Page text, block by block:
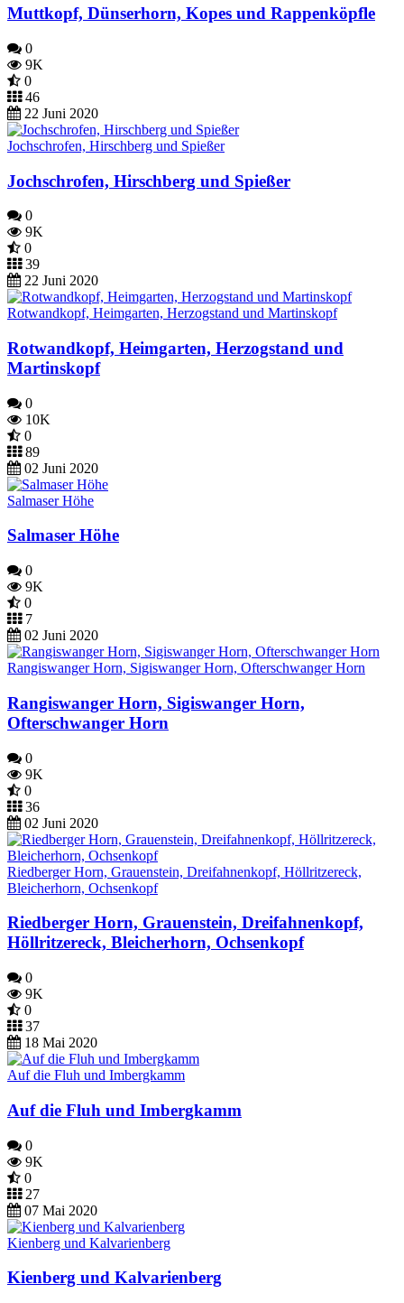
Muttkopf, Dünserhorn, Kopes und Rappenköpfle
0
9K
0
46
22 Juni 2020
Jochschrofen, Hirschberg und Spießer
Jochschrofen, Hirschberg und Spießer
0
9K
0
39
22 Juni 2020
Rotwandkopf, Heimgarten, Herzogstand und Martinskopf
Rotwandkopf, Heimgarten, Herzogstand und
Martinskopf
0
10K
0
89
02 Juni 2020
Salmaser Höhe
Salmaser Höhe
0
9K
0
7
02 Juni 2020
Rangiswanger Horn, Sigiswanger Horn, Ofterschwanger Horn
Rangiswanger Horn, Sigiswanger Horn,
Ofterschwanger Horn
0
9K
0
36
02 Juni 2020
Riedberger Horn, Grauenstein, Dreifahnenkopf, Höllritzereck,
Bleicherhorn, Ochsenkopf
Riedberger Horn, Grauenstein, Dreifahnenkopf,
Höllritzereck, Bleicherhorn, Ochsenkopf
0
9K
0
37
18 Mai 2020
Auf die Fluh und Imbergkamm
Auf die Fluh und Imbergkamm
0
9K
0
27
07 Mai 2020
Kienberg und Kalvarienberg
Kienberg und Kalvarienberg